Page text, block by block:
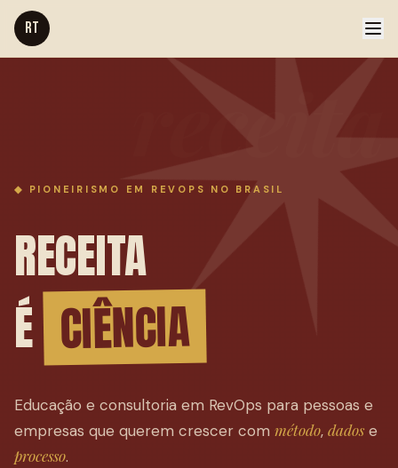
RT
receita
◆ PIONEIRISMO EM REVOPS NO BRASIL
RECEITA
É CIÊNCIA
Educação e consultoria em RevOps para pessoas e
empresas que querem crescer com método, dados e
processo.